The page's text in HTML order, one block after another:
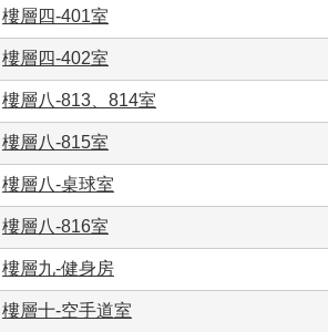
樓層四-401室
樓層四-402室
樓層八-813、814室
樓層八-815室
樓層八-桌球室
樓層八-816室
樓層九-健身房
樓層十-空手道室